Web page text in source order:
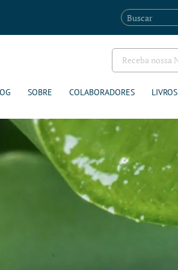
SOBRE COLABORADORES LIVROS